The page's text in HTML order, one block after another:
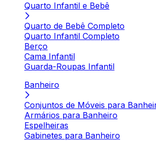
Quarto Infantil e Bebê
Quarto de Bebê Completo
Quarto Infantil Completo
Berço
Cama Infantil
Guarda-Roupas Infantil
Banheiro
Conjuntos de Móveis para
Armários para Banheiro
Espelheiras
Gabinetes para Banheiro